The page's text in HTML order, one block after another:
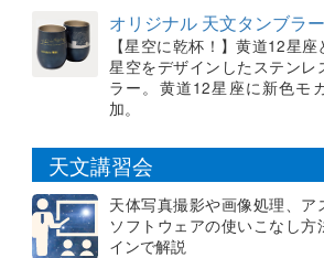
オリジナル 天文タンブラー
【星空に乾杯！】黄道12星
星空をデザインしたステンレ
ラー。黄道12星座に新色モ
加。
天文講習会
天体写真撮影や画像処理、ア
ソフトウェアの使いこなし方
インで解説